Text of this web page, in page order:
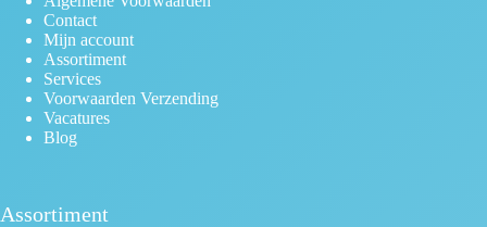
Contact
Mijn account
Assortiment
Services
Voorwaarden Verzending
Vacatures
Blog
Assortiment